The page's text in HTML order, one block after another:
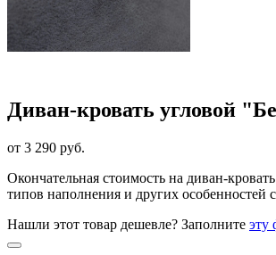
Диван-кровать угловой
от 3 290 руб.
Окончательная стоимость на диван-
типов наполнения и других особенностей
Нашли этот товар дешевле? Заполните эту